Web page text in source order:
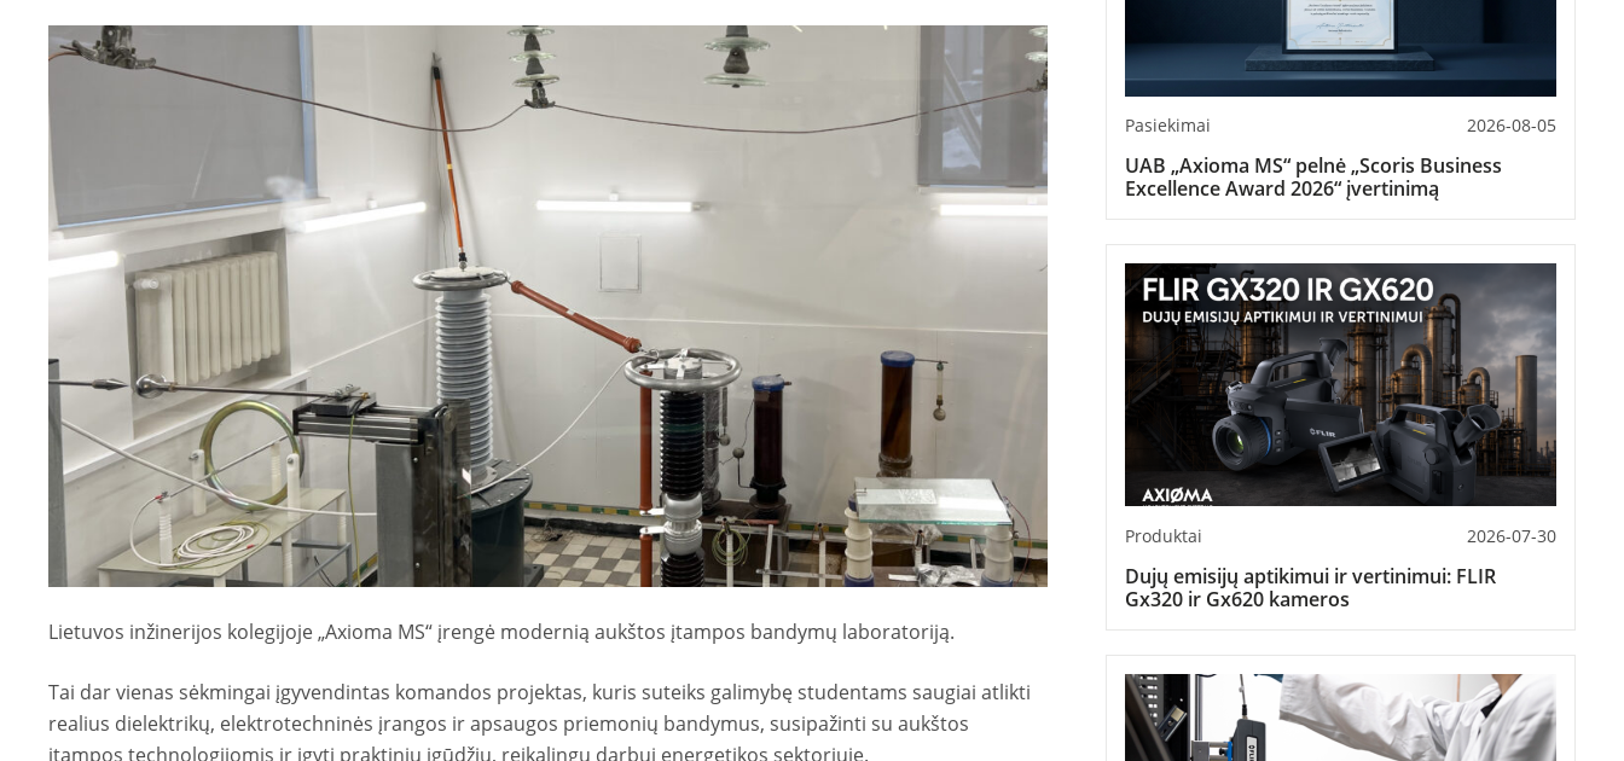
Lietuvos inžinerijos kolegijoje„Axioma MS“ įrengė modernią aukštos įtampos bandymų laboratoriją.
Tai dar vienas sėkmingai įgyvendintas komandos projektas, kuris suteiks galimybę studentams saugiai atlikti
realius dielektrikų, elektrotechninės įrangos ir apsaugos priemonių bandymus, susipažinti su aukštos
įtampos technologijomis ir įgyti praktinių įgūdžių, reikalingų darbui energetikos sektoriuje.
Pasiekimai 2026-08-05
UAB „Axioma MS“ pelnė „Scoris Business
Excellence Award 2026“ įvertinimą
Produktai 2026-07-30
Dujų emisijų aptikimui ir vertinimui: FLIR
Gx320 ir Gx620 kameros